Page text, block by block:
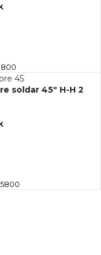
soldar 45º H-H 2